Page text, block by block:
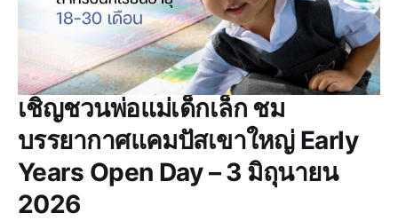
เชิญชวนพ่อแม่เด็กเล็ก ชม
บรรยากาศแคมปัสเขาใหญ่ Early
Years Open Day – 3 มิถุนายน
2026